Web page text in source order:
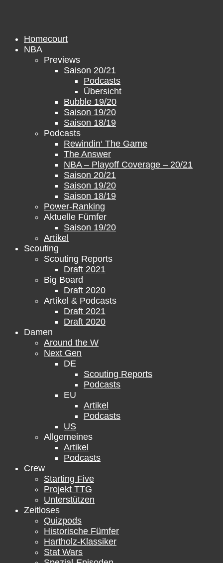
Homecourt
NBA
Previews
Saison 20/21
Podcasts
Übersicht
Bubble 19/20
Saison 19/20
Saison 18/19
Podcasts
Rewindin‘ The Game
The Answer
NBA – Playoff Coverage – 20/21
Saison 20/21
Saison 19/20
Saison 18/19
Power-Ranking
Aktuelle Fümfer
Saison 19/20
Artikel
Scouting
Scouting Reports
Draft 2021
Big Board
Draft 2020
Artikel & Podcasts
Draft 2021
Draft 2020
Damen
Around the W
Next Gen
DE
Scouting Reports
Podcasts
EU
Artikel
Podcasts
US
Allgemeines
Artikel
Podcasts
Crew
Starting Five
Projekt TTG
Unterstützen
Zeitloses
Quizpods
Historische Fümfer
Hartholz-Klassiker
Stat Wars